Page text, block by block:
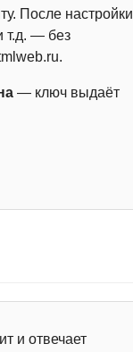
После настройки
т.д. — без
— ключ выдаёт
и отвечает